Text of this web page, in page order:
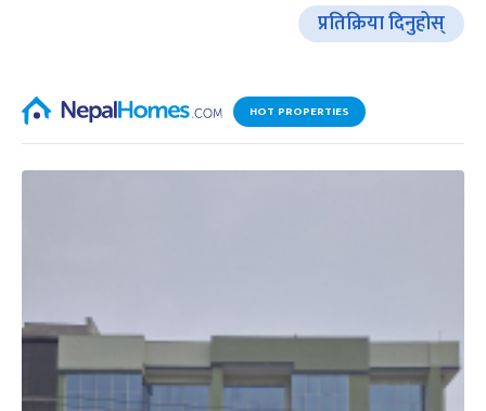
प्रतिक्रिया दिनुहोस्
HOT PROPERTIES